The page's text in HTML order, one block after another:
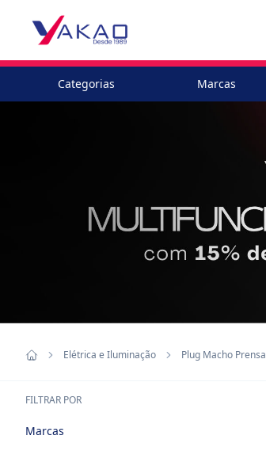
Categorias Marcas
Elétrica e Iluminação Plug Macho Prensa
FILTRAR POR
Marcas